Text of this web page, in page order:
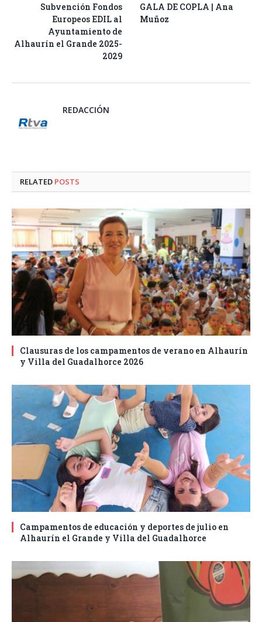
Subvención Fondos
Europeos EDIL al
Ayuntamiento de
Alhaurín el Grande 2025-
2029
GALA DE COPLA | Ana
Muñoz
REDACCIÓN
RELATED POSTS
Clausuras de los campamentos de verano en Alhaurín
y Villa del Guadalhorce 2026
Campamentos de educación y deportes de julio en
Alhaurín el Grande y Villa del Guadalhorce